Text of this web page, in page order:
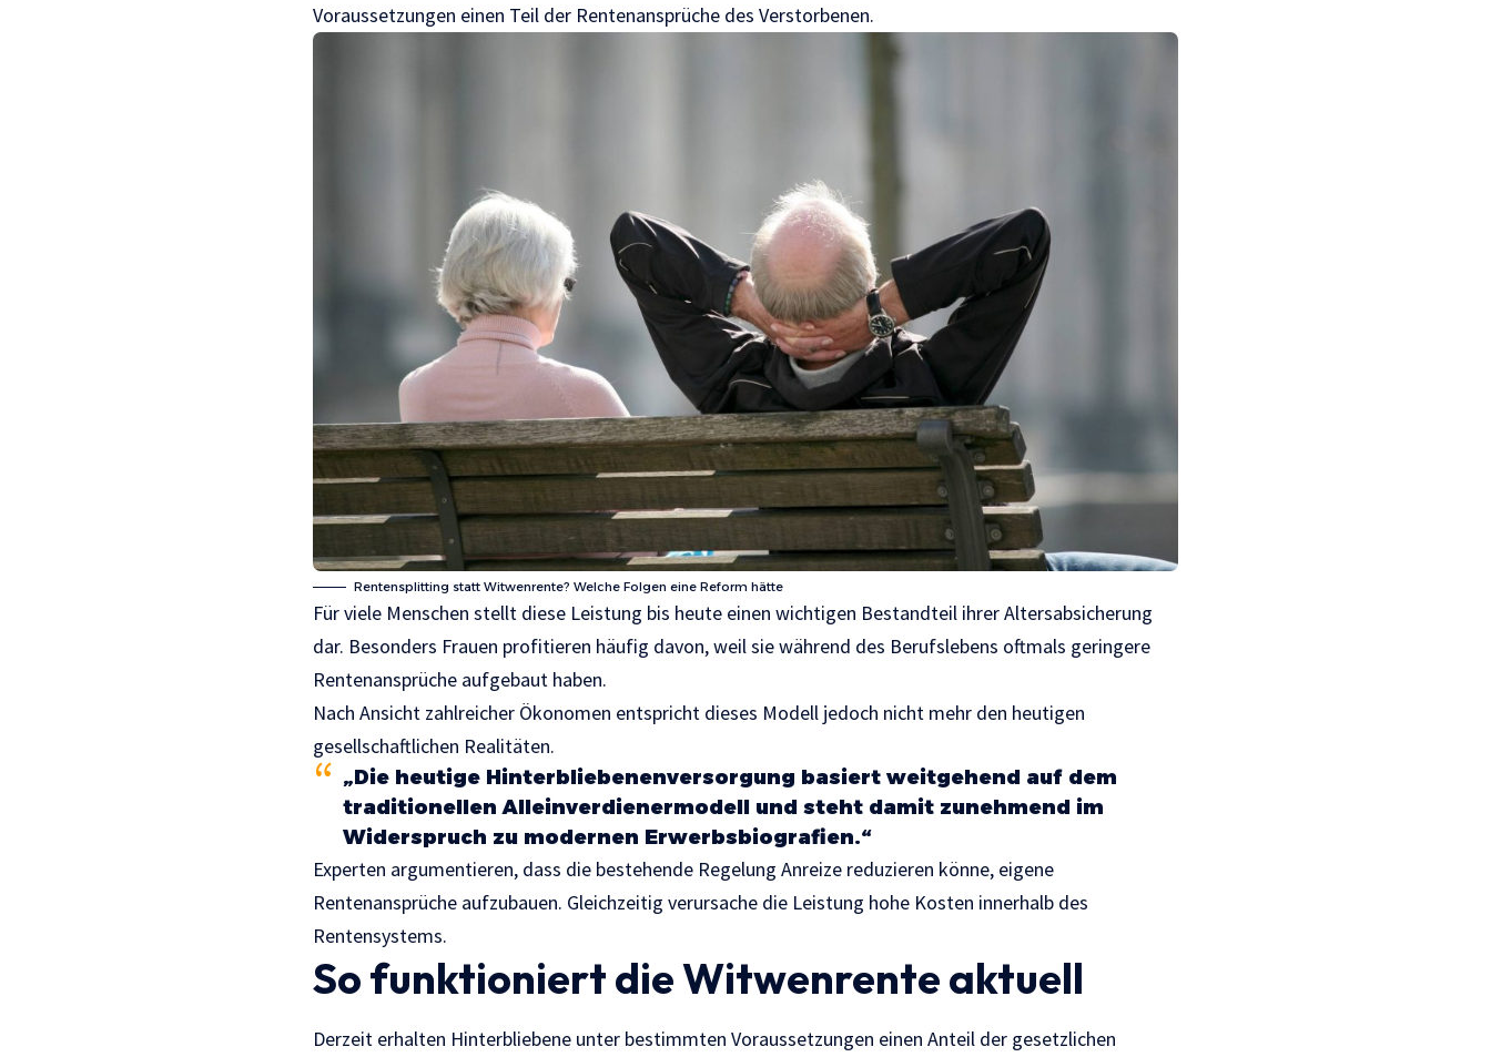
Voraussetzungen einen Teil der Rentenansprüche des Verstorbenen.
Rentensplitting statt Witwenrente? Welche Folgen eine Reform hätte
Für viele Menschen stellt diese Leistung bis heute einen wichtigen Bestandteil ihrer Altersabsicherung
dar. Besonders Frauen profitieren häufig davon, weil sie während des Berufslebens oftmals geringere
Rentenansprüche aufgebaut haben.
Nach Ansicht zahlreicher Ökonomen entspricht dieses Modell jedoch nicht mehr den heutigen
gesellschaftlichen Realitäten.
„Die heutige Hinterbliebenenversorgung basiert weitgehend auf dem
traditionellen Alleinverdienermodell und steht damit zunehmend im
Widerspruch zu modernen Erwerbsbiografien.“
Experten argumentieren, dass die bestehende Regelung Anreize reduzieren könne, eigene
Rentenansprüche aufzubauen. Gleichzeitig verursache die Leistung hohe Kosten innerhalb des
Rentensystems.
So funktioniert die Witwenrente aktuell
Derzeit erhalten Hinterbliebene unter bestimmten Voraussetzungen einen Anteil der gesetzlichen